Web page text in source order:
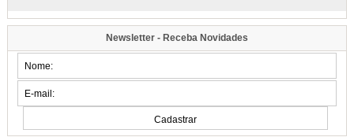
Blanc
de R$ 1,3 milhão ao setor cultural
Blumenau realiza a 4ª edição do Seminário do Paradesporto neste
sábado, dia 8
Evento com vagas limitadas reunirá profissionais da saúde, educação e
comunidade para debater o avanço das modalidades paralímpicas
Newsletter - Receba Novidades